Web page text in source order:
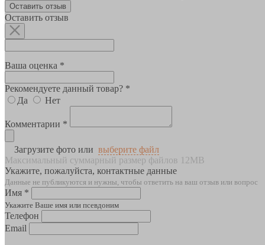
Оставить отзыв
Оставить отзыв
Ваша оценка *
Рекомендуете данный товар? *
Да
Нет
Комментарии *
Загрузите фото или выберите файл
Максимальный суммарный размер файлов 12MB
Укажите, пожалуйста, контактные данные
Данные не публикуются и нужны, чтобы ответить на ваш отзыв или вопрос
Имя *
Укажите Ваше имя или псевдоним
Телефон
Email